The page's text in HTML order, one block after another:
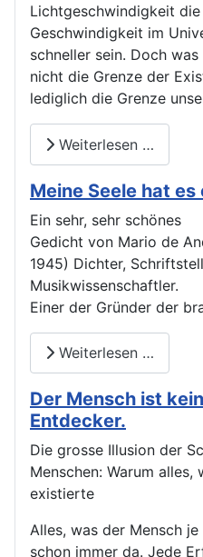
Lichtgeschwindigkeit
Geschwindigkeit im
schneller sein. Doch
nicht die Grenze der
lediglich die Grenze
Weiterlesen …
Meine Seele hat es
Ein sehr, sehr schönes
Gedicht von Mario de
1945) Dichter,
Musikwissenschaftler.
Einer der Gründer der
Weiterlesen …
Der Mensch ist
Entdecker.
Die grosse Illusion der
Menschen: Warum
existierte
Alles, was der Mensch
schon immer da. Jede